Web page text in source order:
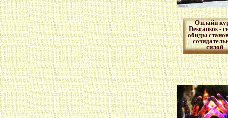
Онлайн
Descansos -
обиды
силой